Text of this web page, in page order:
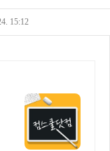
15:12